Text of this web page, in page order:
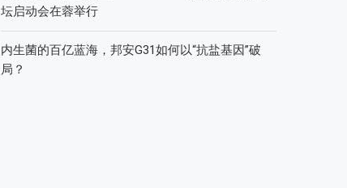
坛启动会在蓉举行
内生菌的百亿蓝海，邦安G31如何以“抗盐基因”破
局？